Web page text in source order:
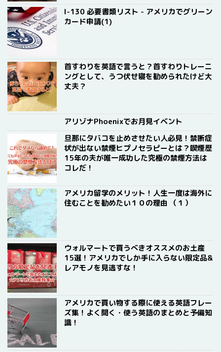
I-130 必要書類リスト - アメリカでグリーン
カード申請(1)
首すわりを英語で言うと？首すわりトレーニ
ングとして、うつ伏せ寝を勧められたけど大
丈夫？
アリゾナPhoenixでお月見イベント
旦那にタバコを止めさせたい人必見！禁断症
状が出ない禁煙ヒプノセラピーとは？喫煙歴
15年の夫が唯一成功した究極の禁煙方法は
コレだ！
アメリカ留学のメリット！人生一度は海外に
住むことを勧めたい１０の理由 （１）
ウォルマートで買うべきオススメのお土産
15選！アメリカでしか手に入らない限定品&
レアモノを見逃すな！
アメリカで買い物する際に使える英語フレー
ズ集！よく聞く・使う英語のまとめと予備知
識！